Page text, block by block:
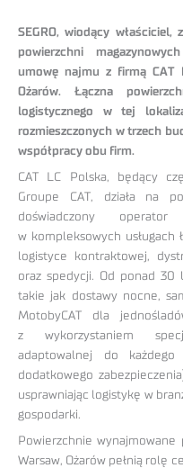
SEGRO, wiodący
powierzchni
umowę najmu z firmą CAT
Ożarów. Łączna
logistycznego w tej
rozmieszczonych w trzech
współpracy obu firm.
CAT LC Polska, będący
Groupe CAT, działa na
doświadczony
w kompleksowych usługach
logistyce kontraktowej,
oraz spedycji. Od ponad 30
takie jak dostawy nocne,
MotobyCAT dla
z wykorzystaniem
adaptowalnej do
dodatkowego
usprawniając logistykę w
gospodarki.
Powierzchnie wynajmowane
Warsaw, Ożarów pełnią rolę